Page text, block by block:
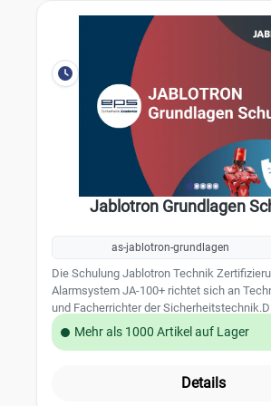
Jablotron Grundlagen
as-jablotron-grundlagen
Die Schulung Jablotron Technik
Alarmsystem JA-100+ richtet sich an
und Facherrichter der
Zertifizierung vermittelt Ihnen umfassende
einen sicheren Umgang mit dem Jablotron
Funktionsweise der JA-100 Alarmzentralen
Mehr als 1000 Artikel auf Lager
Details